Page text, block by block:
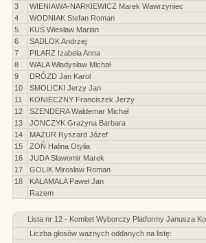
3
WIENIAWA-NARKIEWICZ Marek Wawrzyniec
4
WODNIAK Stefan Roman
5
KUŚ Wiesław Marian
6
SADLOK Andrzej
7
PILARZ Izabela Anna
8
WALA Władysław Michał
9
DRÓZD Jan Karol
10
SMOLICKI Jerzy Jan
11
KONIECZNY Franciszek Jerzy
12
SZENDERA Waldemar Michał
13
JONCZYK Grażyna Barbara
14
MAZUR Ryszard Józef
15
ZOŃ Halina Otylia
16
JUDA Sławomir Marek
17
GOLIK Mirosław Roman
18
KAŁAMAŁA Paweł Jan
Razem
Lista nr 12 - Komitet Wyborczy Platformy Janusza
Liczba głosów ważnych oddanych na listę: